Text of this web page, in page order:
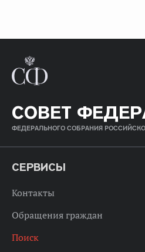
СОВЕТ
ФЕДЕРАЛЬНОГО СОБРАНИЯ
СЕРВИСЫ
Контакты
Обращения граждан
Поиск